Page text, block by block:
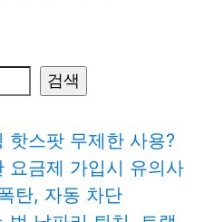
검색
핫스팟 무제한 사용?
요금제 가입시 유의사
탄, 자동 차단